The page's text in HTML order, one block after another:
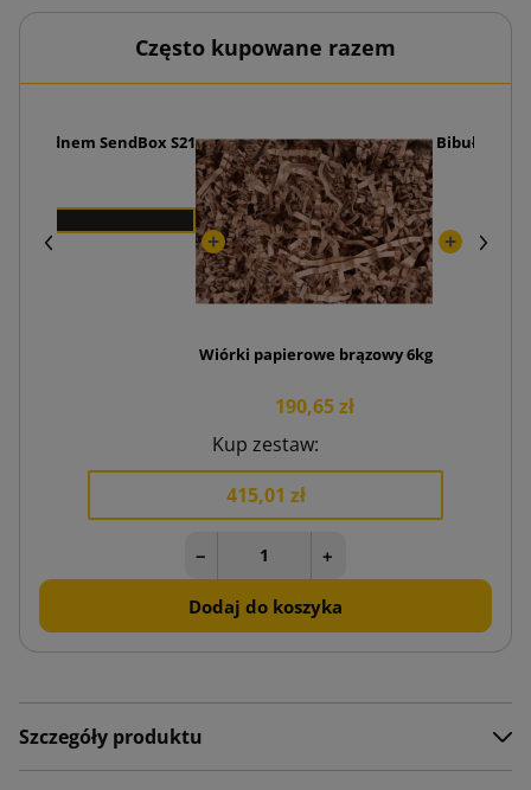
Często kupowane razem
dnem SendBox S21
Wiórki papierowe brązowy 6kg
190,65 zł
Bibułki
Kup zestaw:
415,01 zł
− +
Dodaj do koszyka
Szczegóły produktu